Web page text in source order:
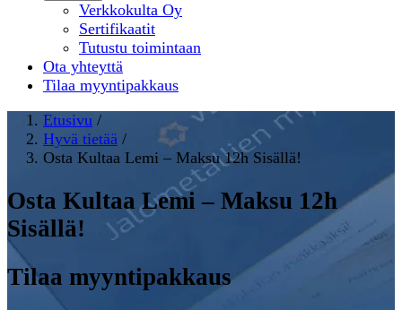
Verkkokulta Oy
Sertifikaatit
Tutustu toimintaan
Ota yhteyttä
Tilaa myyntipakkaus
Etusivu /
Hyvä tietää /
Osta Kultaa Lemi – Maksu 12h Sisällä!
Osta Kultaa Lemi – Maksu 12h
Sisällä!
Tilaa myyntipakkaus